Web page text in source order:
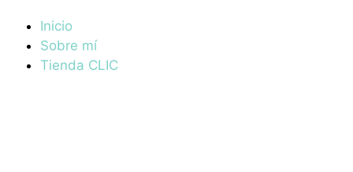
Inicio
Sobre mí
Tienda CLIC